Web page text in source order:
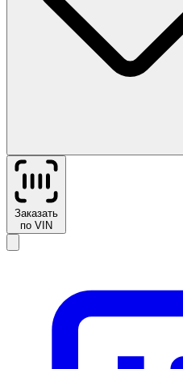
Заказать
по VIN